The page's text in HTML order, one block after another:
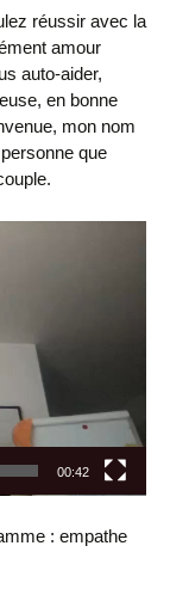
réussir avec la
amour
auto-aider,
en bonne
mon nom
que
00:42
: empathe